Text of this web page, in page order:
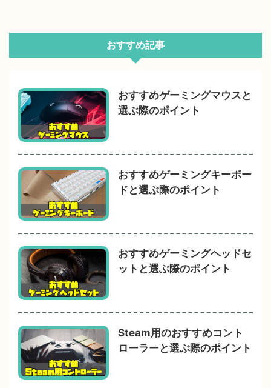
おすすめ記事
おすすめゲーミングマウスと
選ぶ際のポイント
おすすめゲーミングキーボー
ドと選ぶ際のポイント
おすすめゲーミングヘッドセ
ットと選ぶ際のポイント
Steam用のおすすめコント
ローラーと選ぶ際のポイント